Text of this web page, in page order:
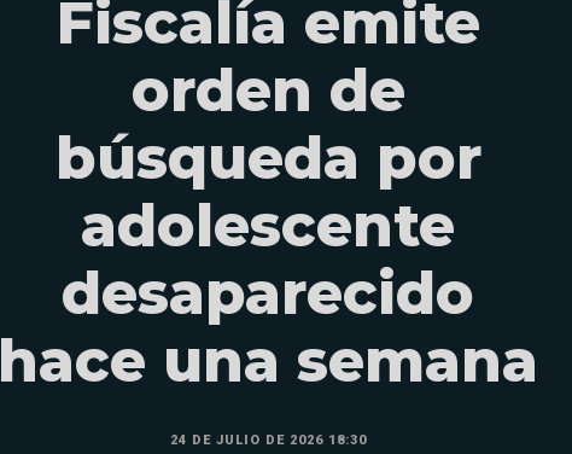
Fiscalía emite
orden de
búsqueda por
adolescente
desaparecido
hace una semana
24 DE JULIO DE 2026 18:30